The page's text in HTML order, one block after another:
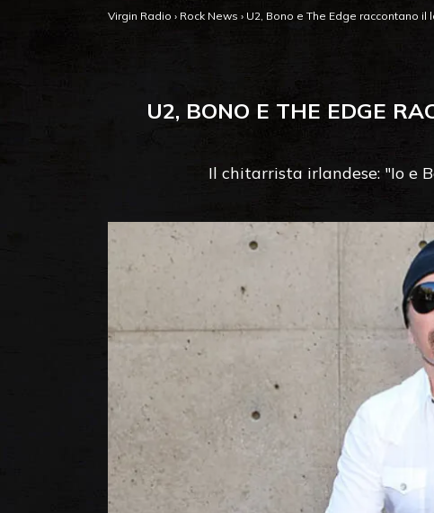
Virgin Radio › Rock News › U2, Bono e The Edge raccontano il
U2, BONO E THE EDGE
Il chitarrista irlandese: "Io e